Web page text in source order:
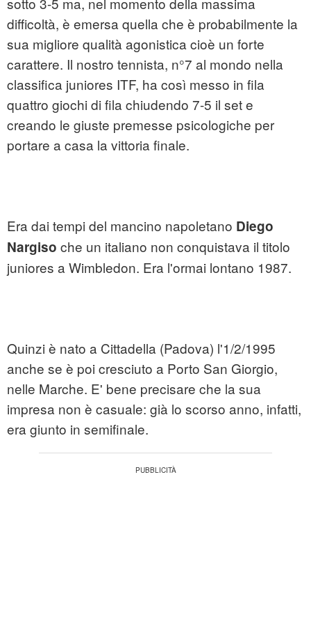
difficoltà, è emersa quella che è probabilmente la
sua migliore qualità agonistica cioè un forte
carattere. Il nostro tennista, n°7 al mondo nella
classifica juniores ITF, ha così messo in fila
quattro giochi di fila chiudendo 7-5 il set e
creando le giuste premesse psicologiche per
portare a casa la vittoria finale.
Era dai tempi del mancino napoletano Diego
Nargiso che un italiano non conquistava il titolo
juniores a Wimbledon. Era l'ormai lontano 1987.
Quinzi è nato a Cittadella (Padova) l'1/2/1995
anche se è poi cresciuto a Porto San Giorgio,
nelle Marche. E' bene precisare che la sua
impresa non è casuale: già lo scorso anno, infatti,
era giunto in semifinale.